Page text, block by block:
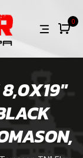
0
8,0X19"